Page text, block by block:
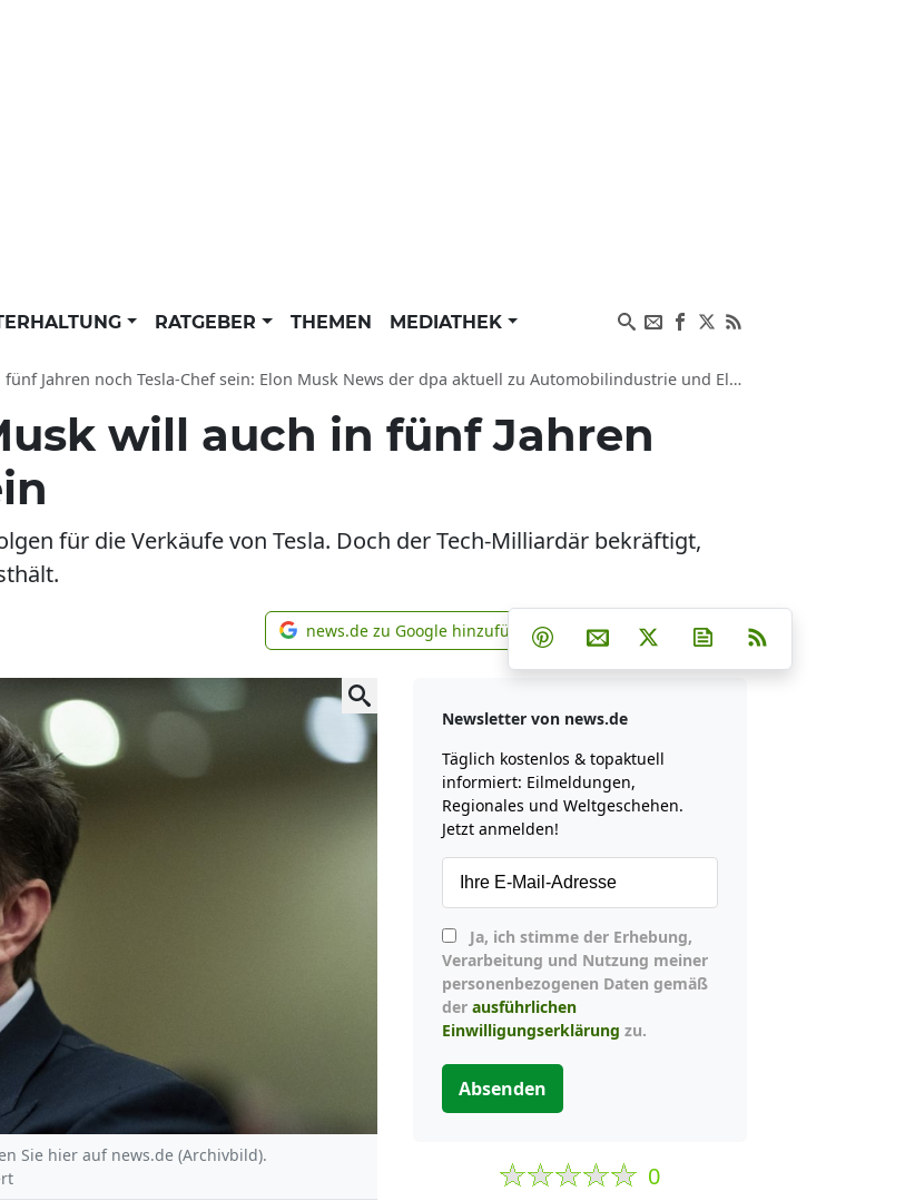
RATGEBER THEMEN MEDIATHEK
Jahren noch Tesla-Chef sein: Elon Musk News der dpa aktuell zu Automobilindustrie und Elektroindustrie
will auch in fünf Jahren
für die Verkäufe von Tesla. Doch der Tech-Milliardär bekräftigt,
news.de zu Google hinzufügen
news.de zu Google hinzufügen Teilen auf Facebook
Teilen auf Whatsapp
Teilen auf Telegram
Teilen auf Pinterest
Per E-Mail teilen
Post auf XNewsletter
Sie hier auf news.de (Archivbild).
Newsletter von news.de
Täglich kostenlos & topaktuell
informiert: Eilmeldungen,
Regionales und Weltgeschehen.
Jetzt anmelden!
Verarbeitung und Nutzung meiner
personenbezogenen Daten gemäß
der ausführlichen
Einwilligungserklärung zu.
Absenden
0